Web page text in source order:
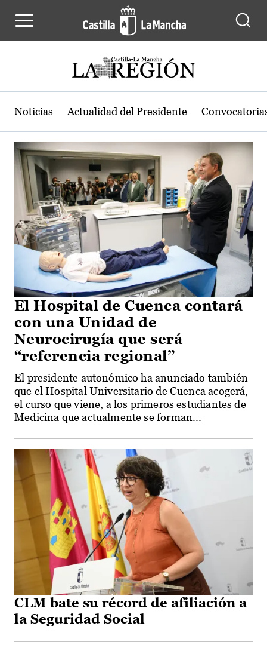
Actualidad de la región de Castilla-
Noticias Actualidad del Presidente
El Hospital de Cuenca contará
con una Unidad de
Neurocirugía que será
“referencia regional”
El presidente autonómico ha anunciado también
que el Hospital Universitario de Cuenca acogerá,
el curso que viene, a los primeros estudiantes de
Medicina que actualmente se forman...
CLM bate su récord de afiliación a
la Seguridad Social